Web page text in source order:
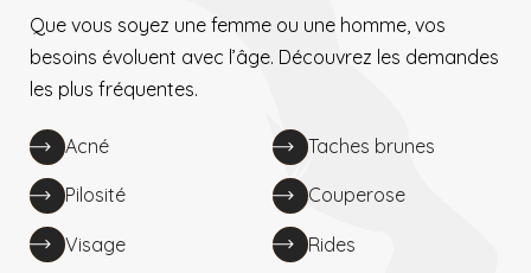
Que vous soyez une femme ou une homme, vos
besoins évoluent avec l’âge. Découvrez les demandes
les plus fréquentes.
Acné Taches brunes
Pilosité Couperose
Visage Rides